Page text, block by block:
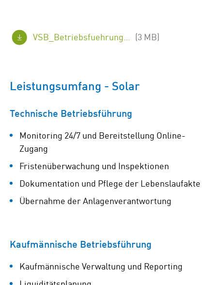
(3 MB)
Leistungsumfang - Solar
Technische Betriebsführung
Monitoring 24/7 und Bereitstellung Online-
Zugang
Fristenüberwachung und Inspektionen
Dokumentation und Pflege der Lebenslaufakte
Übernahme der Anlagenverantwortung
Kaufmännische Betriebsführung
Kaufmännische Verwaltung und Reporting